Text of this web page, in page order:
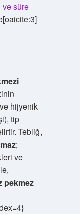
ve süre
hijyenik
tip
Tebliğ,
;
ve
pekmez